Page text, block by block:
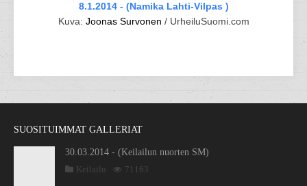
8.1.2014 - (Namika Lahti-Vilpas )
Kuva: Joonas Survonen / UrheiluSuomi.com
SUOSITUIMMAT GALLERIAT
30.03.2014 - (Keilailun nuorten SM)
Keilailu
71163